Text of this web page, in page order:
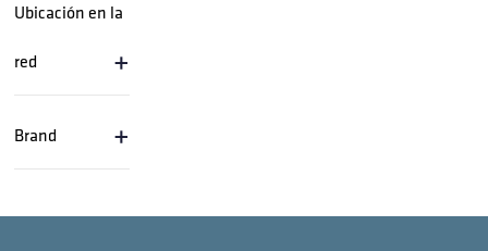
Ubicación en la
red +
Brand +